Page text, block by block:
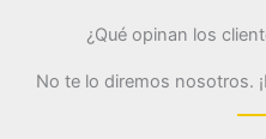
¿Qué opinan los
No te lo diremos nosotros.